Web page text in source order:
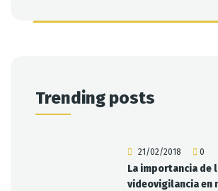
Trending posts
21/02/2018 0
La importancia de
videovigilancia en